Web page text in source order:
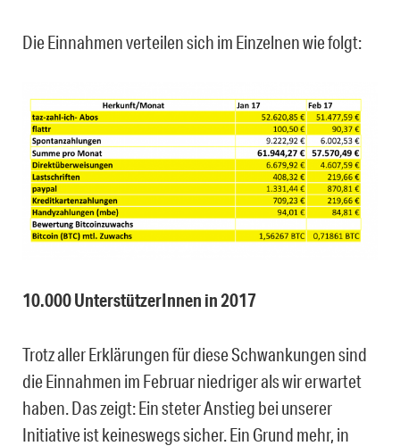
Die Einnahmen verteilen sich im Einzelnen wie folgt:
10.000 UnterstützerInnen in 2017
Trotz aller Erklärungen für diese Schwankungen sind
die Einnahmen im Februar niedriger als wir erwartet
haben. Das zeigt: Ein steter Anstieg bei unserer
Initiative ist keineswegs sicher. Ein Grund mehr, in